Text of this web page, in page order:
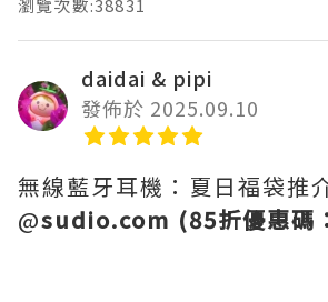
瀏覽次數:38831
daidai & pipi
發佈於 2025.09.10
無線藍牙耳機：夏日福袋推
@sudio.com (85折優惠碼